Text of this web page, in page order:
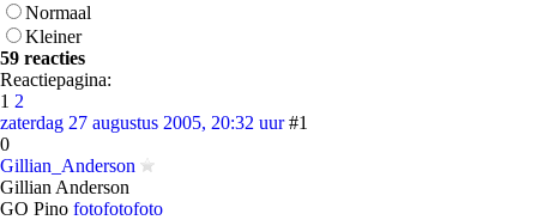
Normaal
Kleiner
59 reacties
Reactiepagina:
1 2
zaterdag 27 augustus 2005, 20:32 uur #1
0
Gillian_Anderson
Gillian Anderson
GO Pino fotofotofoto